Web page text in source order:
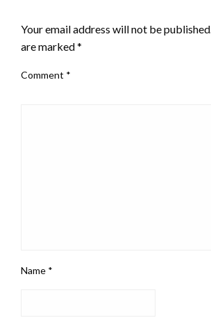
Your email address will not be published.
are marked*
Comment *
Name *